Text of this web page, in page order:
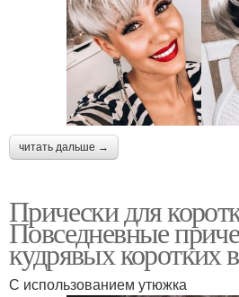
читать дальше →
Прически для
Повседневные
кудрявых коротких
С использованием утюжка